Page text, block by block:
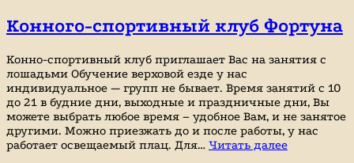
Конного-спортивный клуб Фортуна
Конно-спортивный клуб приглашает Вас на занятия с
лошадьми Обучение верховой езде у нас
индивидуальное — групп не бывает. Время занятий с 10
до 21 в будние дни, выходные и праздничные дни, Вы
можете выбрать любое время – удобное Вам, и не занятое
другими. Можно приезжать до и после работы, у нас
работает освещаемый плац. Для… Читать далееКонного-